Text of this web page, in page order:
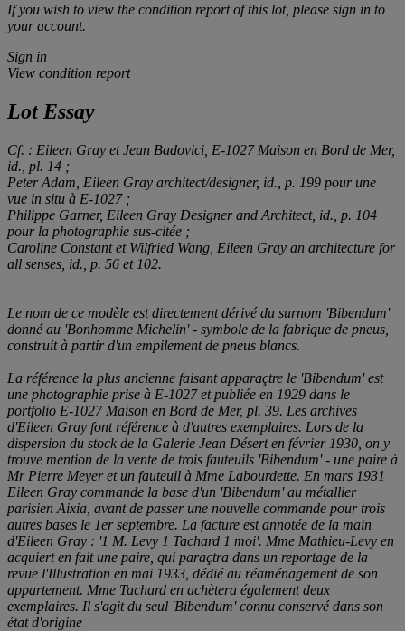
If you wish to view the condition report of this lot, please sign in to
your account.
Sign in
View condition report
Lot Essay
Cf. : Eileen Gray et Jean Badovici, E-1027 Maison en Bord de Mer,
id., pl. 14 ;
Peter Adam, Eileen Gray architect/designer, id., p. 199 pour une
vue in situ à E-1027 ;
Philippe Garner, Eileen Gray Designer and Architect, id., p. 104
pour la photographie sus-citée ;
Caroline Constant et Wilfried Wang, Eileen Gray an architecture for
all senses , id., p. 56 et 102.
Le nom de ce modèle est directement dérivé du surnom 'Bibendum'
donné au 'Bonhomme Michelin' - symbole de la fabrique de pneus,
construit à partir d'un empilement de pneus blancs.
La référence la plus ancienne faisant apparaçtre le 'Bibendum' est
une photographie prise à E-1027 et publiée en 1929 dans le
portfolio E-1027 Maison en Bord de Mer, pl. 39. Les archives
d'Eileen Gray font référence à d'autres exemplaires. Lors de la
dispersion du stock de la Galerie Jean Désert en février 1930, on y
trouve mention de la vente de trois fauteuils 'Bibendum' - une paire à
Mr Pierre Meyer et un fauteuil à Mme Labourdette. En mars 1931
Eileen Gray commande la base d'un 'Bibendum' au métallier
parisien Aixia, avant de passer une nouvelle commande pour trois
autres bases le 1er septembre. La facture est annotée de la main
d'Eileen Gray : '1 M. Levy 1 Tachard 1 moi'. Mme Mathieu-Levy en
acquiert en fait une paire, qui paraçtra dans un reportage de la
revue l'Illustration en mai 1933, dédié au réaménagement de son
appartement. Mme Tachard en achètera également deux
exemplaires. Il s'agit du seul 'Bibendum' connu conservé dans son
état d'origine